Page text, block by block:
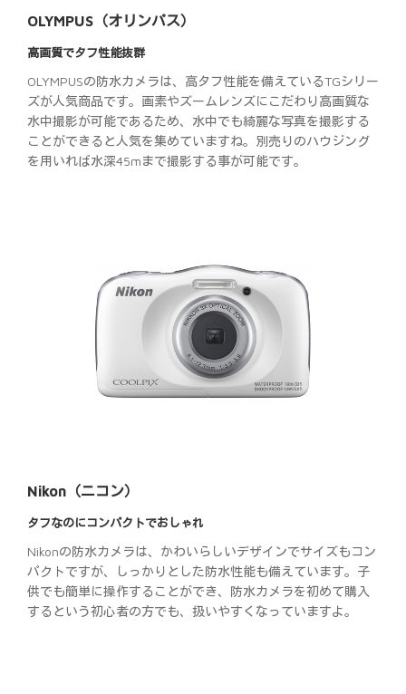
OLYMPUS（オリンパス）
高画質でタフ性能抜群
OLYMPUSの防水カメラは、高タフ性能を備えているTGシリー
ズが人気商品です。画素やズームレンズにこだわり高画質な
水中撮影が可能であるため、水中でも綺麗な写真を撮影する
ことができると人気を集めていますね。別売りのハウジング
を用いれば水深45mまで撮影する事が可能です。
Nikon（ニコン）
タフなのにコンパクトでおしゃれ
Nikonの防水カメラは、かわいらしいデザインでサイズもコン
パクトですが、しっかりとした防水性能も備えています。子
供でも簡単に操作することができ、防水カメラを初めて購入
するという初心者の方でも、扱いやすくなっていますよ。